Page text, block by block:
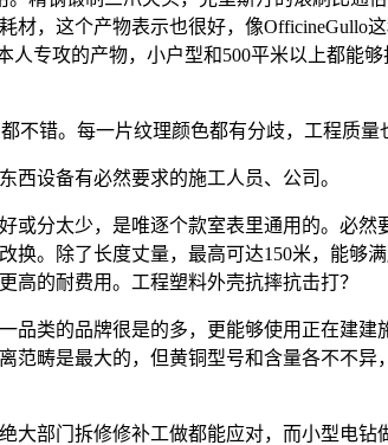
，这个产物表示也很好，像OfficineGullo
专攻的产物，小户型和500平米以上都能
错。每一片纹理颜色都有分歧，工程质量
设备有必然要求的施工人员、公司。
太少，是唯逐个款室表里通用的。必然
。除了长度丈量，最高可达150米，能够
高的耐费用。工程塑料外壳抗摔抗击打？
类的品牌很是的多，更能够使用正在建建
畴是最大的，但黄铜型号和含量各不不
门拆修修补工做都能应对，而小型电钻